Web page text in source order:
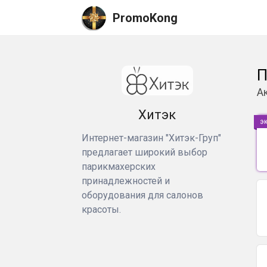
PromoKong
Хитэк
Интернет-магазин "Хитэк-Груп"
предлагает широкий выбор
парикмахерских
принадлежностей и
оборудования для салонов
красоты.